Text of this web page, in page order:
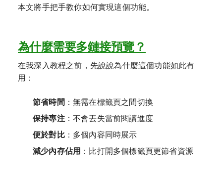
本文將手把手教你如何實現這個功能。
為什麼需要多鏈接預覽？
在我深入教程之前，先說說為什麼這個功能如此有
用：
節省時間 ：無需在標籤頁之間切換
保持專注：不會丟失當前閱讀進度
便於對比：多個內容同時展示
減少內存佔用 ：比打開多個標籤頁更節省資源